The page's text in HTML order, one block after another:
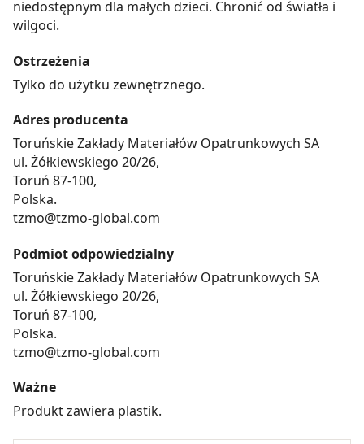
niedostępnym dla małych dzieci. Chronić od światła i
wilgoci.
Ostrzeżenia
Tylko do użytku zewnętrznego.
Adres producenta
Toruńskie Zakłady Materiałów Opatrunkowych SA
ul. Żółkiewskiego 20/26,
Toruń 87-100,
Polska.
tzmo@tzmo-global.com
Podmiot odpowiedzialny
Toruńskie Zakłady Materiałów Opatrunkowych SA
ul. Żółkiewskiego 20/26,
Toruń 87-100,
Polska.
tzmo@tzmo-global.com
Ważne
Produkt zawiera plastik.